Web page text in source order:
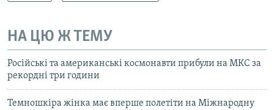
НА ЦЮ Ж ТЕМУ
Російські та американські космонавти прибули на МКС за
рекордні три години
Темношкіра жінка має вперше полетіти на Міжнародну